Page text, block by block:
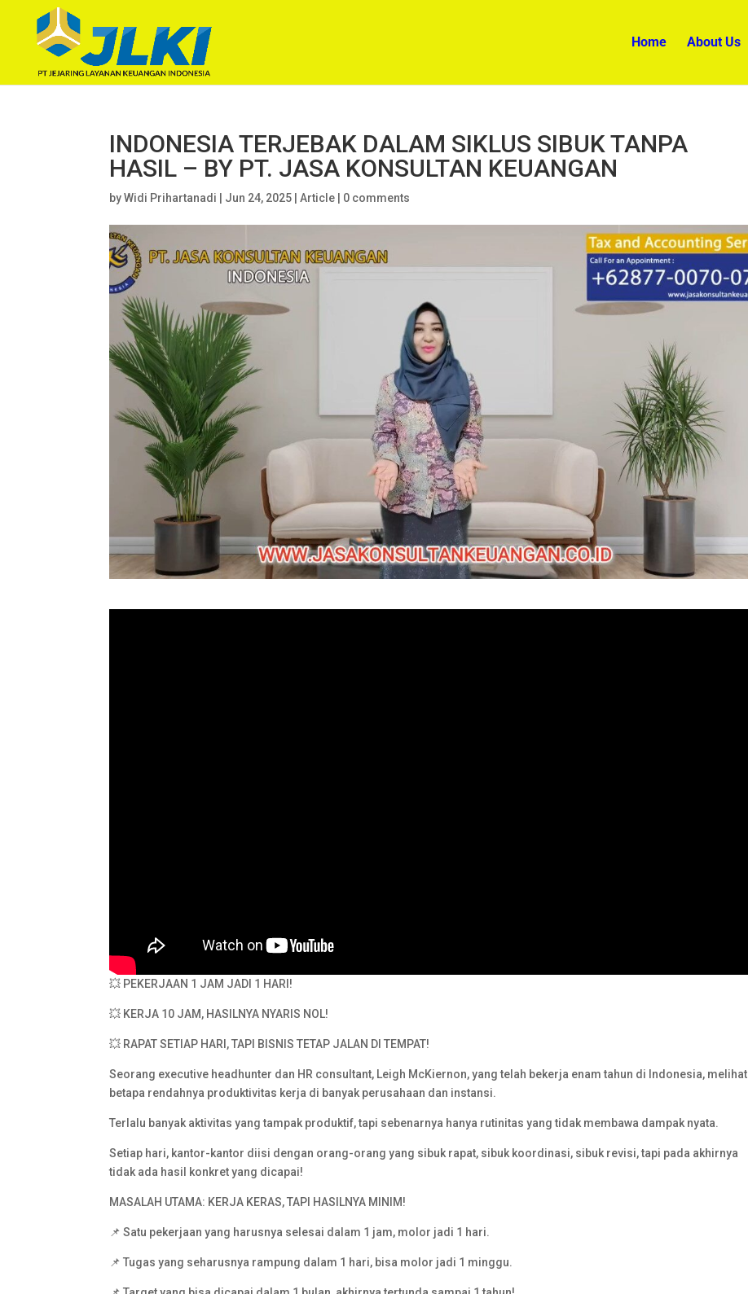
Home About Us
INDONESIA TERJEBAK DALAM SIKLUS SIBUK TANPA
HASIL – BY PT. JASA KONSULTAN KEUANGAN
byWidi Prihartanadi Jun 24, 2025 |Article 0 comments
💥 PEKERJAAN 1 JAM JADI 1 HARI!
💥 KERJA 10 JAM, HASILNYA NYARIS NOL!
💥 RAPAT SETIAP HARI, TAPI BISNIS TETAP JALAN DI TEMPAT!
Seorang executive headhunter dan HR consultant, Leigh McKiernon, yang telah bekerja enam tahun di Indonesia, melihat
betapa rendahnya produktivitas kerja di banyak perusahaan dan instansi.
Terlalu banyak aktivitas yang tampak produktif, tapi sebenarnya hanya rutinitas yang tidak membawa dampak nyata.
Setiap hari, kantor-kantor diisi dengan orang-orang yang sibuk rapat, sibuk koordinasi, sibuk revisi, tapi pada akhirnya
tidak ada hasil konkret yang dicapai!
MASALAH UTAMA: KERJA KERAS, TAPI HASILNYA MINIM!
📌 Satu pekerjaan yang harusnya selesai dalam 1 jam, molor jadi 1 hari.
📌 Tugas yang seharusnya rampung dalam 1 hari, bisa molor jadi 1 minggu.